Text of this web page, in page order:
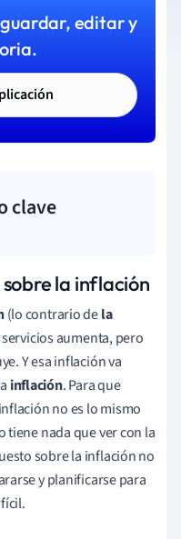
editar y
clave
la inflación
(lo contrario dela
aumenta, pero
Y esa inflación va
inflación. Para que
no es lo mismo
tiene nada que ver con la
sobre la inflación no
y planificarse para